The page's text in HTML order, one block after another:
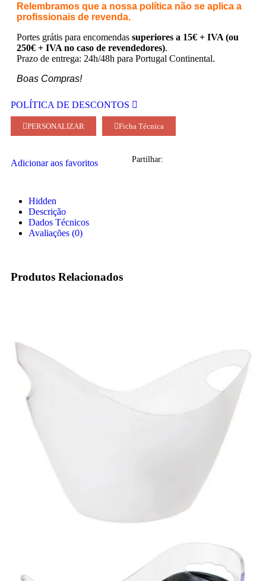
Relembramos que a nossa política não se aplica a
profissionais de revenda.
Portes grátis para encomendas superiores a 15€ + IVA (ou
250€ + IVA no caso de revendedores).
Prazo de entrega: 24h/48h para Portugal Continental.
Boas Compras!
POLÍTICA DE DESCONTOS
PERSONALIZAR Ficha Técnica
Adicionar aos favoritos Partilhar:
Hidden
Descrição
Dados Técnicos
Avaliações (0)
Produtos Relacionados